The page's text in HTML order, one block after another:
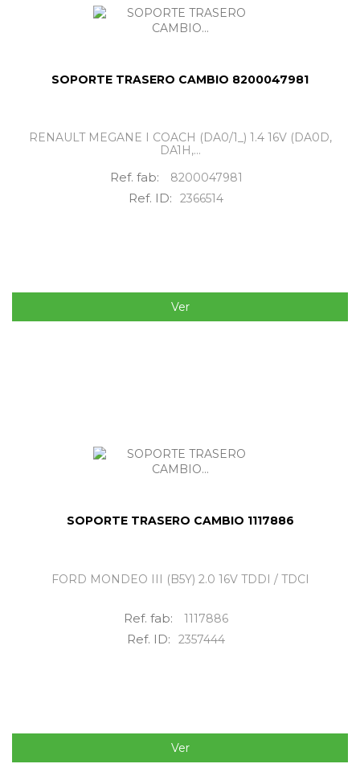
SOPORTE TRASERO CAMBIO 8200047981
RENAULT MEGANE I COACH (DA0/1_) 1.4 16V (DA0D,
DA1H,...
Ref. fab: 8200047981
Ref. ID: 2366514
Ver
SOPORTE TRASERO CAMBIO 1117886
FORD MONDEO III (B5Y) 2.0 16V TDDI / TDCI
Ref. fab: 1117886
Ref. ID: 2357444
Ver